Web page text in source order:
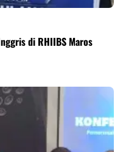
di RHIIBS Maros